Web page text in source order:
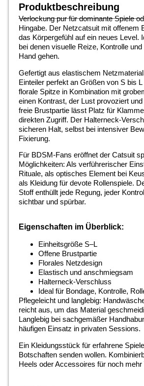
Produktbeschreibung
Verlockung pur für dominante Spiele
Hingabe. Der Netzcatsuit mit offenem
das Körpergefühl auf ein neues Level.
bei denen visuelle Reize, Kontrolle
Hand gehen.
Gefertigt aus elastischem
Einteiler perfekt an Größen von S bis L
florale Spitze in Kombination mit
einen Kontrast, der Lust provoziert
freie Brustpartie lässt Platz für
direkten Zugriff. Der Halterneck-
sicheren Halt, selbst bei intensiver
Fixierung.
Für BDSM-Fans eröffnet der Catsuit
Möglichkeiten: Als verführerischer
Rituale, als optisches Element bei
als Kleidung für devote Rollenspiele.
Stoff enthüllt jede Regung, jeder
sichtbar und spürbar.
Eigenschaften im Überblick:
Einheitsgröße S–L
Offene Brustpartie
Florales Netzdesign
Elastisch und anschmiegsam
Halterneck-Verschluss
Ideal für Bondage, Kontrolle,
Pflegeleicht und langlebig:
reicht aus, um das Material
Langlebig bei sachgemäßer
häufigen Einsatz in privaten Sessions.
Ein Kleidungsstück für erfahrene
Botschaften senden wollen.
Heels oder Accessoires für noch mehr